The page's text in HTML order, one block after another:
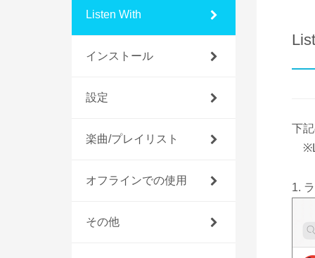
Listen With
インストール
設定
楽曲/プレイリスト
オフラインでの使用
その他
下
1.